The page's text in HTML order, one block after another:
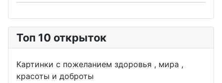
Топ 10 открыток
Картинки с пожеланием здоровья , мира ,
красоты и доброты